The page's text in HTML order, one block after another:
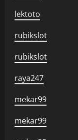
lektoto
rubikslot
rubikslot
raya247
mekar99
mekar99